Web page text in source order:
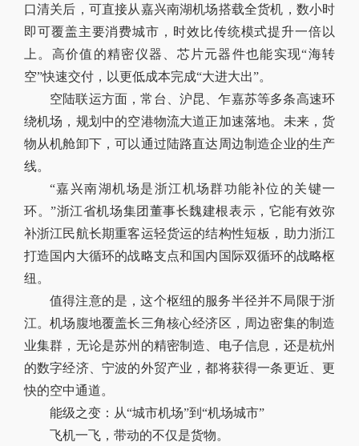
口清关后，可直接从嘉兴南湖机场搭载全货机，数小时
即可覆盖主要消费城市，时效比传统模式提升一倍以
上。高价值的精密仪器、芯片元器件也能实现“海转
空”快速交付，以更低成本完成“大进大出”。
空陆联运方面，常台、沪昆、乍嘉苏等多条高速环
绕机场，规划中的空港物流大道正加速落地。未来，货
物从机舱卸下，可以通过陆路直达周边制造企业的生产
线。
“嘉兴南湖机场是浙江机场群功能补位的关键一
环。”浙江省机场集团董事长魏建根表示，它能有效弥
补浙江民航长期重客运轻货运的结构性短板，助力浙江
打造国内大循环的战略支点和国内国际双循环的战略枢
纽。
值得注意的是，这个枢纽的服务半径并不局限于浙
江。机场腹地覆盖长三角核心经济区，周边密集的制造
业集群，无论是苏州的精密制造、电子信息，还是杭州
的数字经济、宁波的外贸产业，都将获得一条更近、更
快的空中通道。
能级之变：从“城市机场”到“机场城市”
飞机一飞，带动的不仅是货物。